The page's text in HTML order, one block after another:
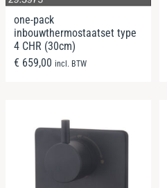
one-pack
inbouwthermostaatset type
4 CHR (30cm)
€ 659,00 incl. BTW